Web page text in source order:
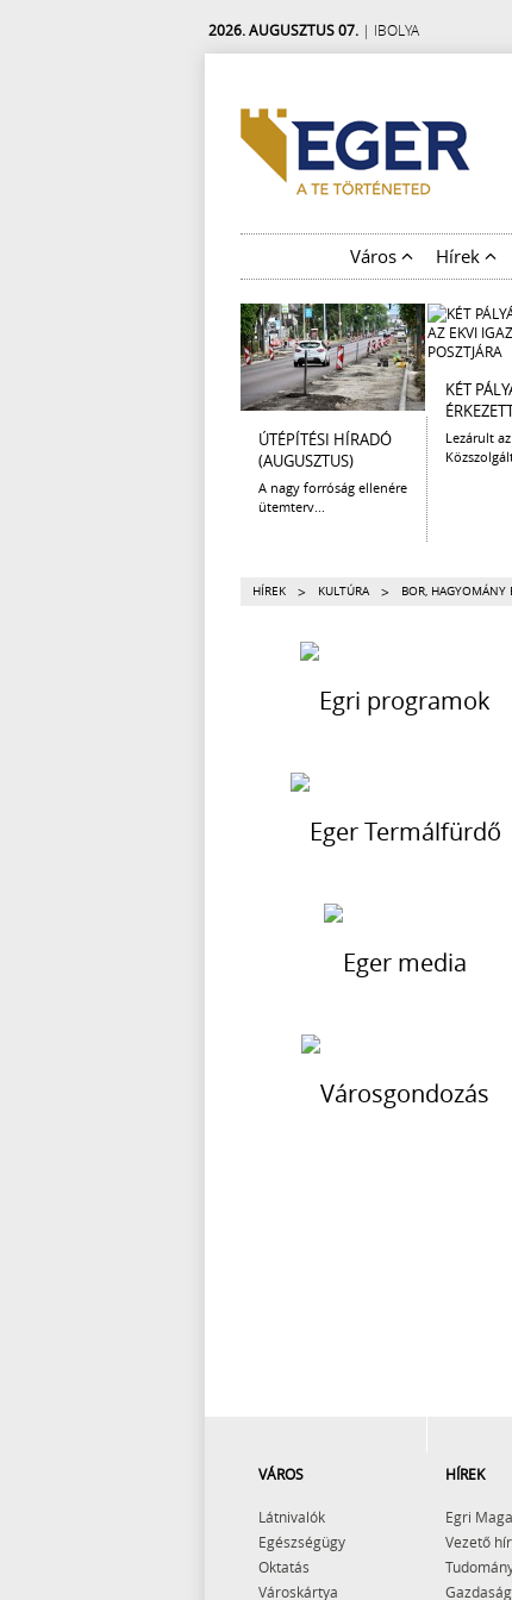
2026. AUGUSZTUS 07. | IBOLYA
Város Hírek
ÚTÉPÍTÉSI HÍRADÓ
(AUGUSZTUS)
A nagy forróság ellenére
ütemterv...
KÉT
Lezárult
HÍREK > KULTÚRA > BOR, HAGYOMÁNY
VÁROS
Látnivalók
Egészségügy
Oktatás
Városkártya
HÍREK
Egri
Vezető
Gazdaság